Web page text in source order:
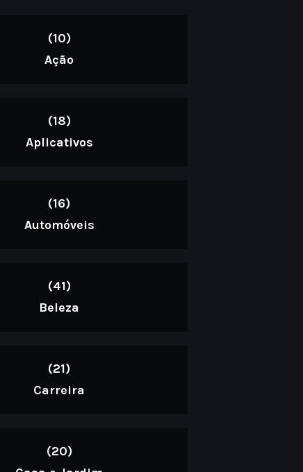
(10)
Ação
(18)
Aplicativos
(16)
Automóveis
(41)
Beleza
(21)
Carreira
(20)